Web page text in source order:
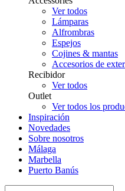
Ver todos
Lámparas
Alfrombras
Espejos
Cojines & mantas
Accesorios de
Recibidor
Ver todos
Outlet
Ver todos los
Inspiración
Novedades
Sobre nosotros
Málaga
Marbella
Puerto Banús